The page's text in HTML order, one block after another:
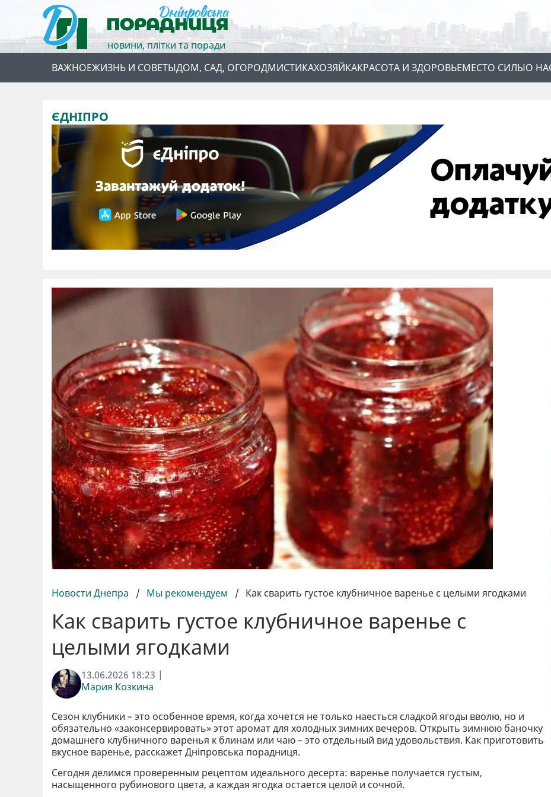
новини, плітки та поради
ВАЖНОЕЖИЗНЬ И СОВЕТЫДОМ, САД, ОГОРОДМИСТИКАХОЗЯЙКАКРАСОТА И ЗДОРОВЬЕМЕСТО СИЛЫО
О
ЄДНІПРО
Новости Днепра / Мы рекомендуем / Как сварить густое клубничное варенье с целыми ягодками
Как сварить густое клубничное варенье с
целыми ягодками
13.06.2026 18:23 |
Мария Козкина
Сезон клубники – это особенное время, когда хочется не только наесться сладкой ягоды вволю, но и
обязательно «законсервировать» этот аромат для холодных зимних вечеров. Открыть зимнюю баночку
домашнего клубничного варенья к блинам или чаю – это отдельный вид удовольствия. Как приготовить
вкусное варенье, расскажет Дніпровська порадниця.
Сегодня делимся проверенным рецептом идеального десерта: варенье получается густым,
насыщенного рубинового цвета, а каждая ягодка остается целой и сочной.